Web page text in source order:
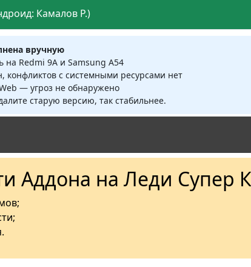
Камалов Р.)
вручную
на Redmi 9A и Samsung A54
конфликтов с системными ресурсами нет
— угроз не обнаружено
старую версию, так стабильнее.
Аддона на Леди Супер